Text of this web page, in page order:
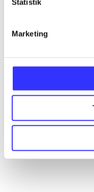
Statistik
Marketing
Artikler